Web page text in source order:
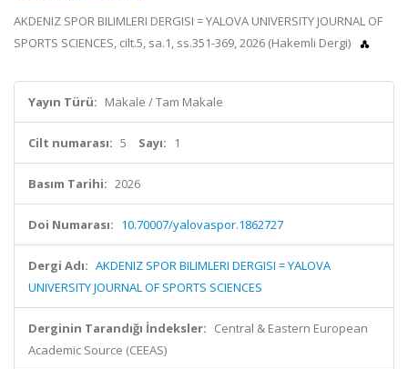
AKDENIZ SPOR BILIMLERI DERGISI = YALOVA UNIVERSITY JOURNAL OF
SPORTS SCIENCES, cilt.5, sa.1, ss.351-369, 2026 (Hakemli Dergi)
Yayın Türü: Makale / Tam Makale
Cilt numarası: 5 Sayı: 1
Basım Tarihi: 2026
Doi Numarası: 10.70007/yalovaspor.1862727
Dergi Adı: AKDENIZ SPOR BILIMLERI DERGISI = YALOVA
UNIVERSITY JOURNAL OF SPORTS SCIENCES
Derginin Tarandığı İndeksler: Central & Eastern European
Academic Source (CEEAS)